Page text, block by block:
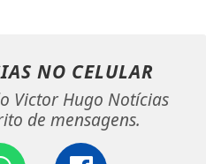
NO CELULAR
Victor Hugo Notícias
de mensagens.